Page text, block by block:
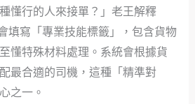
懂行的人來接單？」老王解釋
填寫「專業技能標籤」，包含貨物
懂特殊材料處理。系統會根據貨
最合適的司機，這種「精準對
之一。